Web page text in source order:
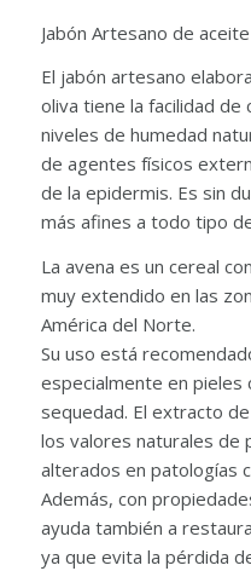
Jabón Artesano de
El jabón artesano
oliva tiene la facilidad
niveles de humedad
de agentes físicos
de la epidermis. Es sin
más afines a todo tipo
La avena es un cereal
muy extendido en las
América del Norte.
Su uso está
especialmente en
sequedad. El extracto
los valores naturales de
alterados en patologías
Además, con
ayuda también a
ya que evita la pérdida